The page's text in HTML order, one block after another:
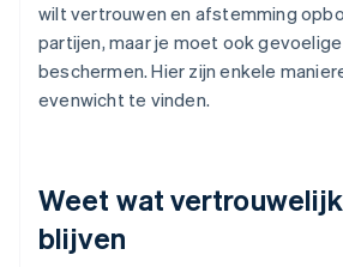
wilt vertrouwen en afstemming
partijen, maar je moet ook
beschermen. Hier zijn enkele
evenwicht te vinden.
Weet wat
blijven